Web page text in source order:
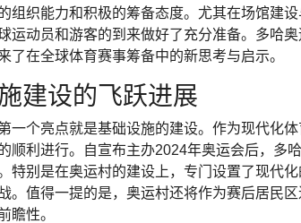
组织能力和积极的筹备态度。尤其在场馆建
运动员和游客的到来做好了充分准备。多哈
了在全球体育赛事筹备中的新思考与启示。
建设的飞跃进展
一个亮点就是基础设施的建设。作为现代化
顺利进行。自宣布主办2024年奥运会后，多
特别是在奥运村的建设上，专门设置了现代
。值得一提的是，奥运村还将作为赛后居民
瞻性。